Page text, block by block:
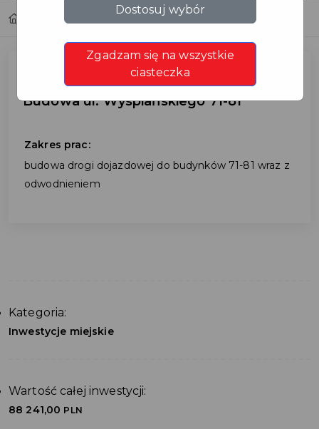
Inwestycje Budowa ul. Wyspiańskiego 71-81
Budowa ul. Wyspiańskiego 71-81
Zakres prac:
budowa drogi dojazdowej do budynków 71-81 wraz z
odwodnieniem
Kategoria:
Inwestycje miejskie
Wartość całej inwestycji:
88 241,00 PLN
Dostosuj wybór
Zgadzam się na wszystkie
ciasteczka